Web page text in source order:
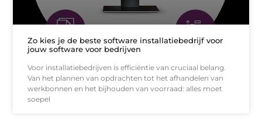
Zo kies je de beste software installatiebedrijf voor
jouw software voor bedrijven
Voor installatiebedrijven is efficiëntie van cruciaal belang.
Van het plannen van opdrachten tot het afhandelen van
werkbonnen en het bijhouden van voorraad: alles moet
soepel